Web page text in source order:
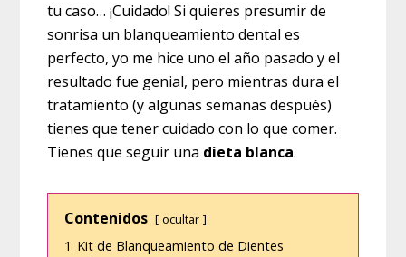
tu caso… ¡Cuidado! Si quieres presumir de
sonrisa un blanqueamiento dental es
perfecto, yo me hice uno el año pasado y el
resultado fue genial, pero mientras dura el
tratamiento (y algunas semanas después)
tienes que tener cuidado con lo que comer.
Tienes que seguir una dieta blanca.
Contenidos ocultar
1 Kit de Blanqueamiento de Dientes